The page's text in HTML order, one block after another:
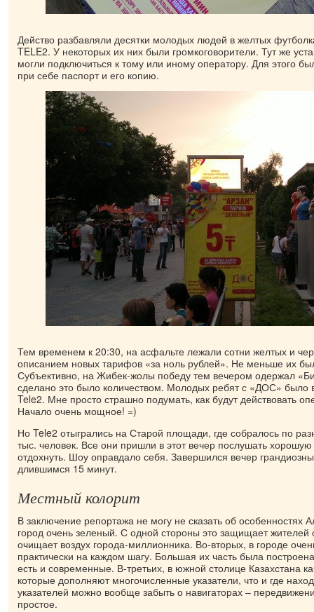
Действо разбавляли десятки молодых людей в желтых
TELE2. У некоторых их них были громкоговорители. Тут же
могли подключиться к тому или иному оператору. Для этого
при себе паспорт и его копию.
Тем временем к 20:30, на асфальте лежали сотни желтых и
описанием новых тарифов «за ноль рублей». Не меньше их
Субъективно, на Жибек-жолы победу тем вечером одержал
сделано это было количеством. Молодых ребят с «ДОС» было
Tele2. Мне просто страшно подумать, как будут действовать
Начало очень мощное! =)
Но Tele2 отыгрались на Старой площади, где собралось по
тыс. человек. Все они пришли в этот вечер послушать
отдохнуть. Шоу оправдало себя. Завершился вечер
длившимся 15 минут.
Местный колорит
В заключение репортажа не могу не сказать об особенностях
город очень зеленый. С одной стороны это защищает жителей
очищает воздух города-миллионника. Во-вторых, в городе
практически на каждом шагу. Большая их часть была
есть и современные. В-третьих, в южной столице Казахстана
которые дополняют многочисленные указатели, что и где
указателей можно вообще забыть о навигаторах –
простое.